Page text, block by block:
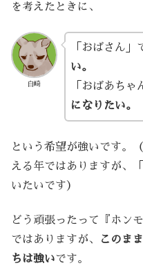
を考えたときに、
白崎
「おばさん」
い。
「おばあちゃ
になりたい。
という希望が強いです。
える年ではありますが、
いたいです）
どう頑張ったって『ホン
ではありますが、
このま
ちは強いです。